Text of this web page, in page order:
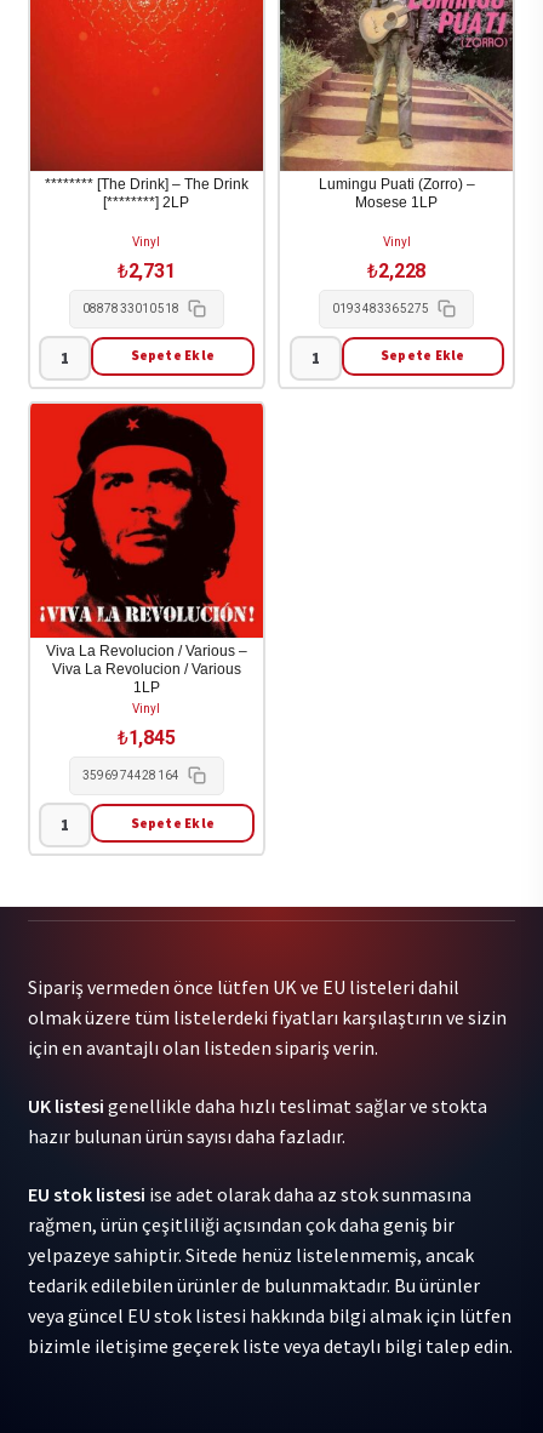
******** [The Drink] – The Drink
[********] 2LP
Vinyl
₺2,731
0887833010518
********
[The
Drink]
The
Drink
[********]
2LP
adet
Sepete Ekle
Lumingu Puati (Zorro) –
Mosese 1LP
Vinyl
₺2,228
0193483365275
Lumingu
Sepete Ekle
Viva La Revolucion / Various –
Viva La Revolucion / Various
1LP
Vinyl
₺1,845
3596974428164
Viva
-
Viva
La
/
Various
adet
Sepete Ekle
Sipariş vermeden önce lütfen UK ve EU listeleri dahil
olmak üzere tüm listelerdeki fiyatları karşılaştırın ve sizin
için en avantajlı olan listeden sipariş verin.
UK listesi genellikle daha hızlı teslimat sağlar ve stokta
hazır bulunan ürün sayısı daha fazladır.
EU stok listesi ise adet olarak daha az stok sunmasına
rağmen, ürün çeşitliliği açısından çok daha geniş bir
yelpazeye sahiptir. Sitede henüz listelenmemiş, ancak
tedarik edilebilen ürünler de bulunmaktadır. Bu ürünler
veya güncel EU stok listesi hakkında bilgi almak için lütfen
bizimle iletişime geçerek liste veya detaylı bilgi talep edin.